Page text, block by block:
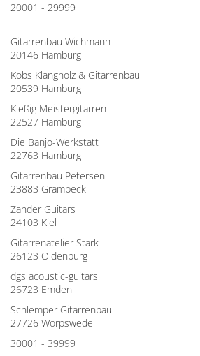
20001 - 29999
Gitarrenbau Wichmann
20146 Hamburg
Kobs Klangholz & Gitarrenbau
20539 Hamburg
Kießig Meistergitarren
22527 Hamburg
Die Banjo-Werkstatt
22763 Hamburg
Gitarrenbau Petersen
23883 Grambeck
Zander Guitars
24103 Kiel
Gitarrenatelier Stark
26123 Oldenburg
dgs acoustic-guitars
26723 Emden
Schlemper Gitarrenbau
27726 Worpswede
30001 - 39999